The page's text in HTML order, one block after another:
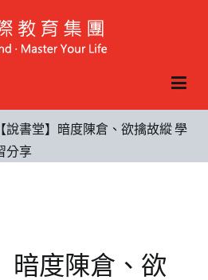
【說書堂】暗度陳倉、欲擒故縱 學
分享
暗度陳倉、欲